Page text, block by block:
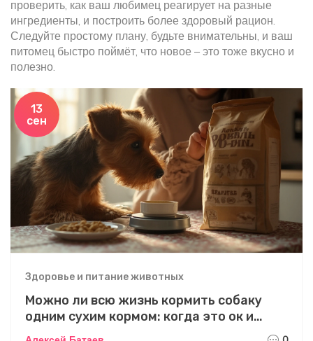
проверить, как ваш любимец реагирует на разные
ингредиенты, и построить более здоровый рацион.
Следуйте простому плану, будьте внимательны, и ваш
питомец быстро поймёт, что новое – это тоже вкусно и
полезно.
13
сен
Здоровье и питание животных
Можно ли всю жизнь кормить собаку
одним сухим кормом: когда это ок и
когда пора менять